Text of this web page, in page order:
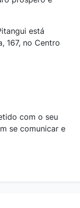
está
167, no Centro
com o seu
se comunicar e